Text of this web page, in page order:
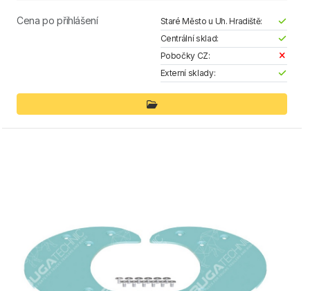
Cena po přihlášení
Staré Město u Uh. Hradiště:
Centrální sklad:
Pobočky CZ:
Externí sklady: